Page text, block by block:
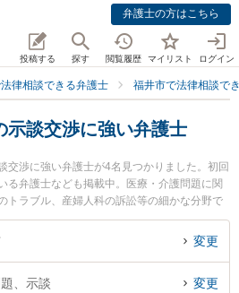
弁護士の方はこちら
投稿する 探す 閲覧履歴 マイリスト ログイン
律相談できる弁護士 福井市で法律相談で
示談交渉に強い弁護士
交渉に強い弁護士が4名見つかりました。初回
る弁護士なども掲載中。医療・介護問題に関
トラブル、産婦人科の訴訟等の細かな分野で
特に勝見法律事務所の勝見 泰斗弁護士や弁護
の光照 良眞弁護士、福井開成法律事務所の三
故の示談交渉のトラブル解決の実績豊富な近
変更
、示談 変更